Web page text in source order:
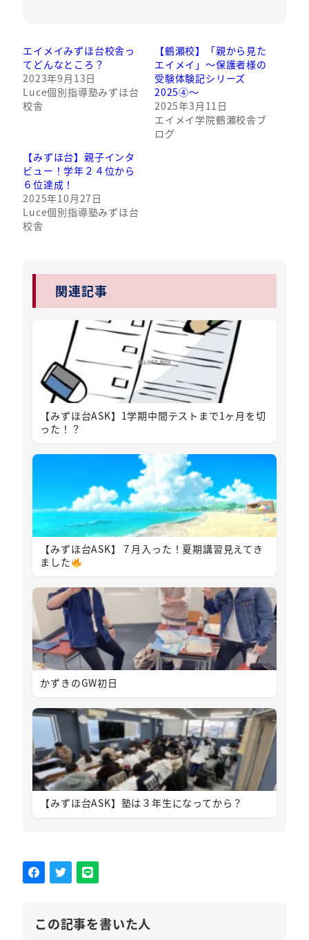
エイメイみずほ台校舎っ
てどんなところ？
2023年9月13日
Luce個別指導塾みずほ台
校舎
【鶴瀬校】「親から見た
エイメイ」～保護者様の
受験体験記シリーズ
2025④～
2025年3月11日
エイメイ学院鶴瀬校舎ブ
ログ
【みずほ台】親子インタ
ビュー！学年２４位から
６位達成！
2025年10月27日
Luce個別指導塾みずほ台
校舎
関連記事
【みずほ台ASK】1学期中間テストまで1ヶ月を切
った！？
【みずほ台ASK】７月入った！夏期講習見えてき
ました
かずきのGW初日
【みずほ台ASK】塾は３年生になってから？
この記事を書いた人